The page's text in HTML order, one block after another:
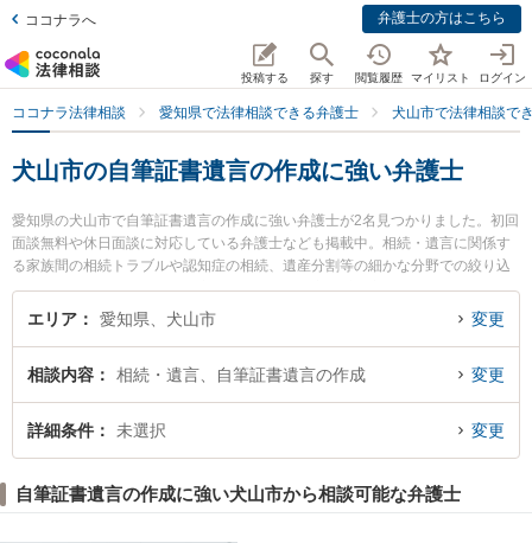
ココナラへ 弁護士の方はこちら
投稿する 探す 閲覧履歴 マイリスト ログイン
ココナラ法律相談 愛知県で法律相談できる弁護士 犬山市で法律相談で
犬山市の自筆証書遺言の作成に強い弁護士
愛知県の犬山市で自筆証書遺言の作成に強い弁護士が2名見つかりました。初回
面談無料や休日面談に対応している弁護士なども掲載中。相続・遺言に関係す
る家族間の相続トラブルや認知症の相続、遺産分割等の細かな分野での絞り込
み検索もでき便利です。特に安田法律事務所の安田 庄一郎弁護士や弁護士法人
髙橋法律事務所の高橋 亮弁護士のプロフィール情報や弁護士費用、強みなどが
の実績豊富な近くの弁護士を検索したい』『初回相談無料で自筆証書遺言の作
成を法律相談できる犬山市内の弁護士に相談予約したい』などでお困りの相談
者さんにおすすめです。
エリア 愛知県、犬山市 変更
相談内容 相続・遺言、自筆証書遺言の作成 変更
詳細条件 未選択 変更
自筆証書遺言の作成に強い犬山市から相談可能な弁護士